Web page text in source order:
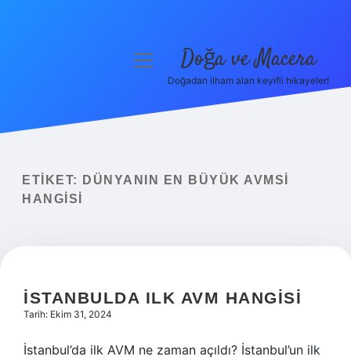
Yasal Uyarı
menüyü Doğa ve Macera
Doğadan ilham alan keyifli hikayeler!
ETIKET:
DÜNYANIN EN BÜYÜK AVMSI
HANGISI
İSTANBULDA ILK AVM HANGISI
Tarih: Ekim 31, 2024
İstanbul’da ilk AVM ne zaman açıldı? İstanbul’un ilk